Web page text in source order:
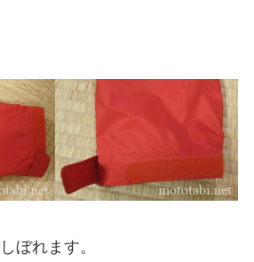
ぼれます。